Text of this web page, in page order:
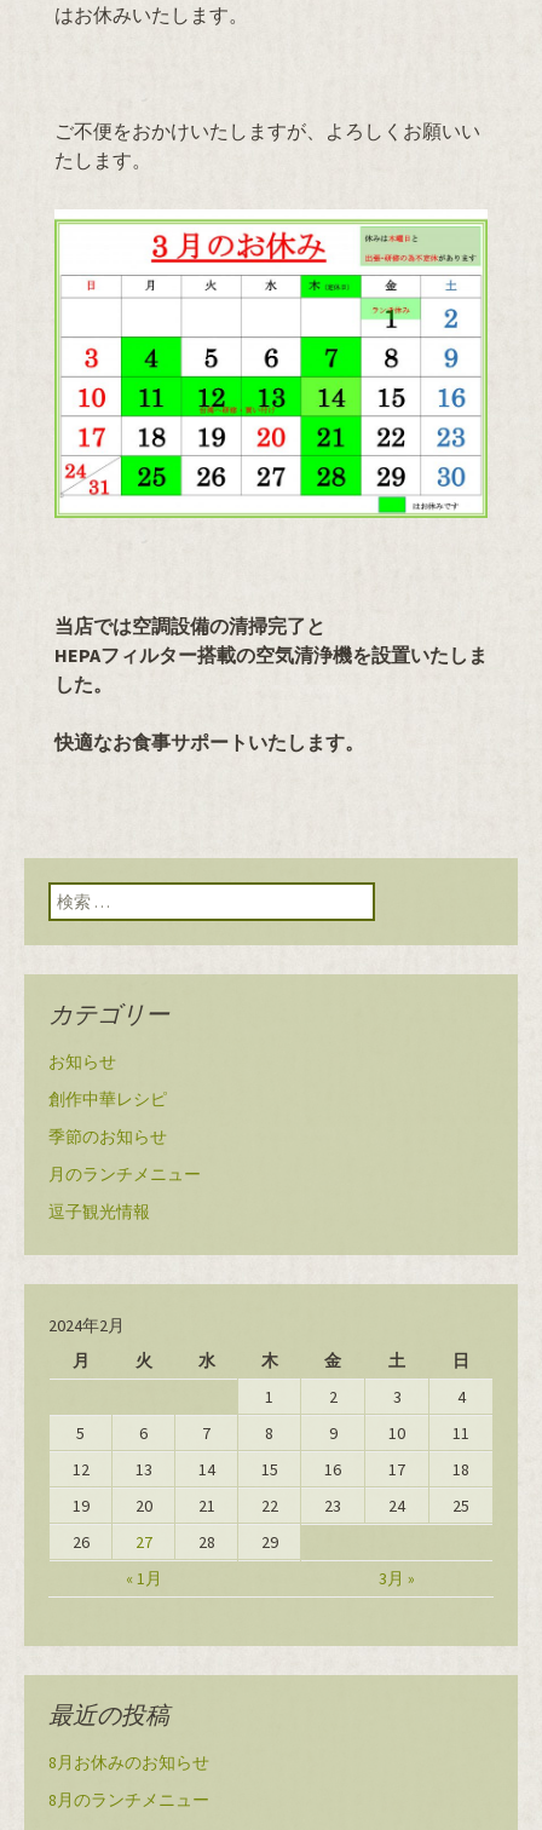
はお休みいたします。
ご不便をおかけいたしますが、よろしくお願いい
たします。
当店では空調設備の清掃完了と
HEPAフィルター搭載の空気清浄機を設置いたしま
した。
快適なお食事サポートいたします。
検索:
カテゴリー
お知らせ
創作中華レシピ
季節のお知らせ
月のランチメニュー
逗子観光情報
2024年2月
月
火 水 木 金 土 日
« 1月 3月 »
1 2 3
4
5
6 7 8 9 10
11
12
13 14 15 16 17
18
19
20 21 22 23 24
25
26
27 28 29
最近の投稿
8月お休みのお知らせ
8月のランチメニュー